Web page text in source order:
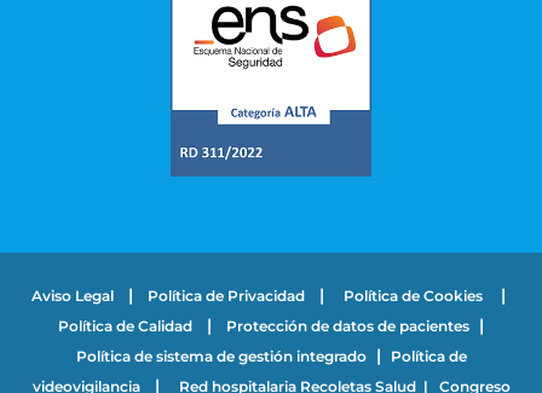
Aviso Legal | Política de Privacidad | Política de Cookies |
Política de Calidad | Protección de datos de pacientes |
Política de sistema de gestión integrado|
Política de
videovigilancia| Red hospitalaria Recoletas Salud| Congreso